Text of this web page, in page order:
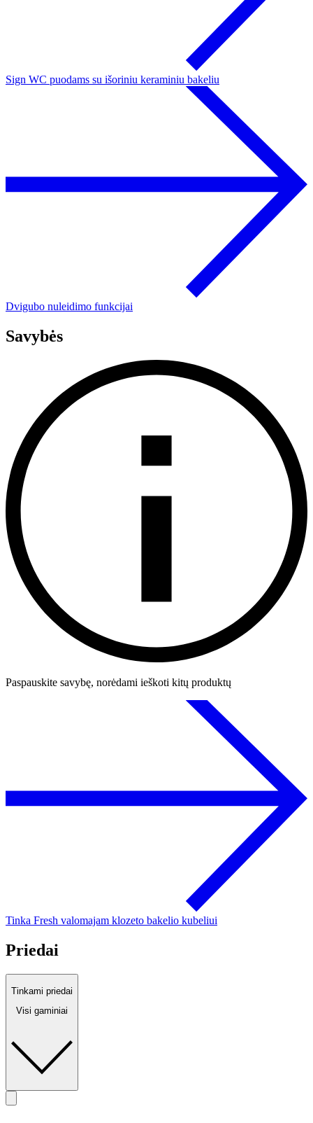
Sign WC puodams su išoriniu keraminiu bakeliu
Dvigubo nuleidimo funkcijai
Savybės
Paspauskite savybę, norėdami ieškoti kitų produktų
Tinka Fresh valomajam klozeto bakelio kubeliui
Priedai
Tinkami priedai
Visi gaminiai